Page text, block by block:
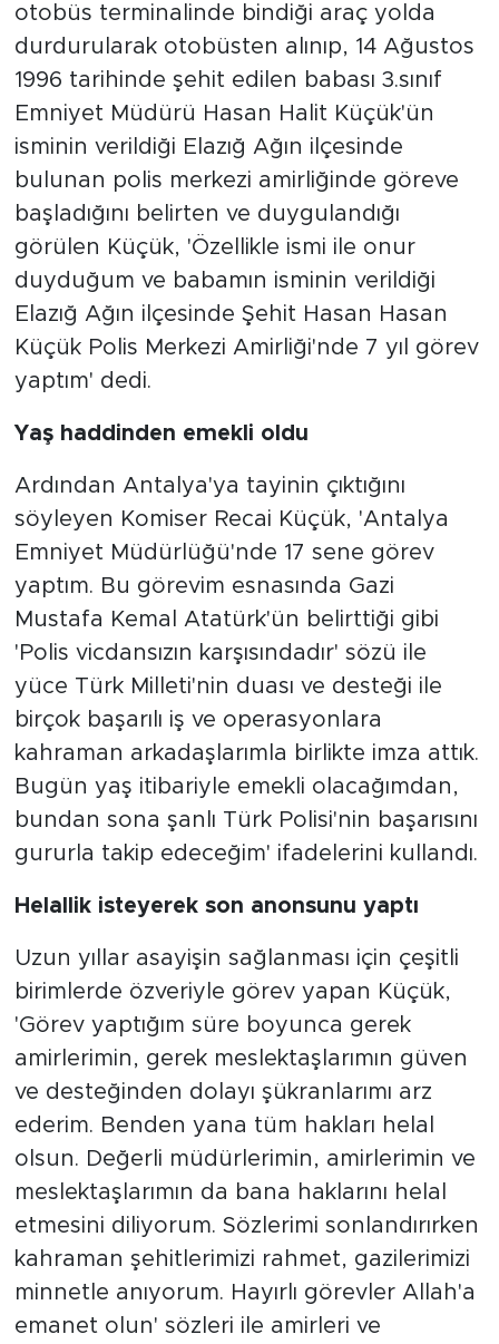
otobüs terminalinde bindiği araç yolda
durdurularak otobüsten alınıp, 14 Ağustos
1996 tarihinde şehit edilen babası 3.sınıf
Emniyet Müdürü Hasan Halit Küçük'ün
isminin verildiği Elazığ Ağın ilçesinde
bulunan polis merkezi amirliğinde göreve
başladığını belirten ve duygulandığı
görülen Küçük, 'Özellikle ismi ile onur
duyduğum ve babamın isminin verildiği
Elazığ Ağın ilçesinde Şehit Hasan Hasan
Küçük Polis Merkezi Amirliği'nde 7 yıl görev
yaptım' dedi.
Yaş haddinden emekli oldu
Ardından Antalya'ya tayinin çıktığını
söyleyen Komiser Recai Küçük, 'Antalya
Emniyet Müdürlüğü'nde 17 sene görev
yaptım. Bu görevim esnasında Gazi
Mustafa Kemal Atatürk'ün belirttiği gibi
'Polis vicdansızın karşısındadır' sözü ile
yüce Türk Milleti'nin duası ve desteği ile
birçok başarılı iş ve operasyonlara
kahraman arkadaşlarımla birlikte imza attık.
Bugün yaş itibariyle emekli olacağımdan,
bundan sona şanlı Türk Polisi'nin başarısını
gururla takip edeceğim' ifadelerini kullandı.
Helallik isteyerek son anonsunu yaptı
Uzun yıllar asayişin sağlanması için çeşitli
birimlerde özveriyle görev yapan Küçük,
'Görev yaptığım süre boyunca gerek
amirlerimin, gerek meslektaşlarımın güven
ve desteğinden dolayı şükranlarımı arz
ederim. Benden yana tüm hakları helal
olsun. Değerli müdürlerimin, amirlerimin ve
meslektaşlarımın da bana haklarını helal
etmesini diliyorum. Sözlerimi sonlandırırken
kahraman şehitlerimizi rahmet, gazilerimizi
minnetle anıyorum. Hayırlı görevler Allah'a
emanet olun' sözleri ile amirleri ve